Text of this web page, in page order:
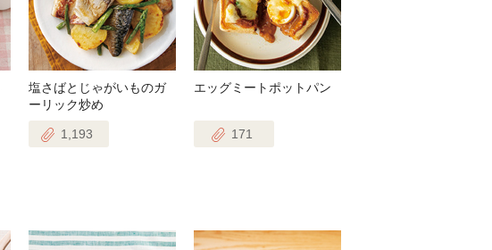
塩さばとじゃがいものガ
ーリック炒め
1,193
エッグミートポットパン
171